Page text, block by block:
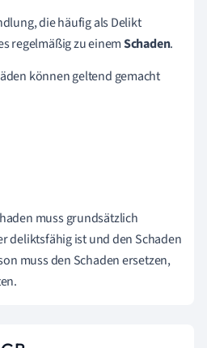
die häufig als Delikt
regelmäßig zu einemSchaden.
können geltend gemacht
muss grundsätzlich
deliktsfähig ist und den Schaden
muss den Schaden ersetzen,